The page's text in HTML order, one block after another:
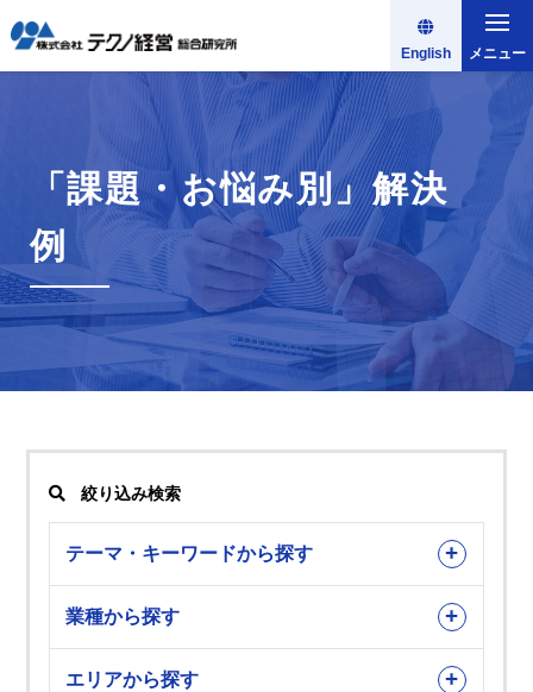
English メニュー
「課題・お悩み別」解決
例
絞り込み検索
テーマ・キーワードから探す
業種から探す
エリアから探す